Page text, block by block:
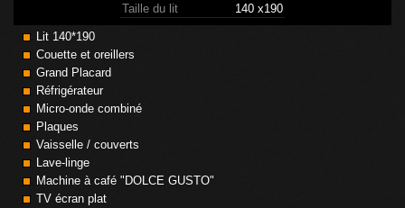
Taille du lit
140 x190
Lit 140*190
Couette et oreillers
Grand Placard
Réfrigérateur
Micro-onde combiné
Plaques
Vaisselle / couverts
Lave-linge
Machine à café "DOLCE GUSTO"
TV écran plat